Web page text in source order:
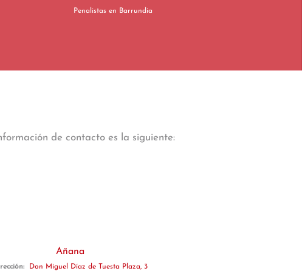
Penalistas en Barrundia
de contacto es la siguiente:
Añana
Don Miguel Díaz de Tuesta Plaza, 3